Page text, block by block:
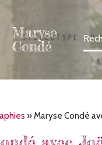
Maryse
Condé
Maryse Condé